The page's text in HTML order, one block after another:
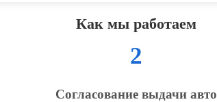
Как мы работаем
2
Согласование выдачи авто